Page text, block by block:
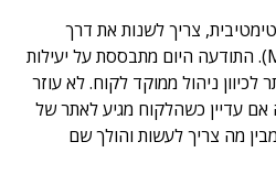
צריך לשנות את דרך
התודעה הארגונית (Mindset). התודעה היום מתבססת על יעילות
לכיוון ניהול ממוקד לקוח. לא עוזר
עדיין כשהלקוח מגיע לאתר של
מה צריך לעשות והולך שם